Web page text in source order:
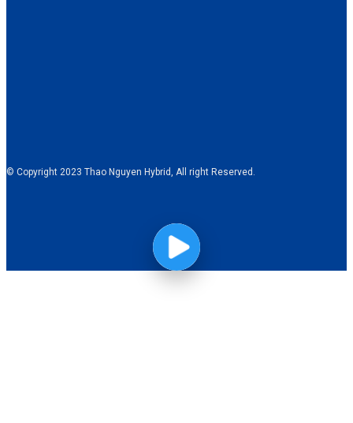
© Copyright 2023 Thao Nguyen Hybrid, All right Reserved.